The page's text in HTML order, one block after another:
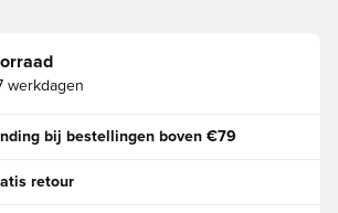
werkdagen
bij bestellingen boven €79
retour